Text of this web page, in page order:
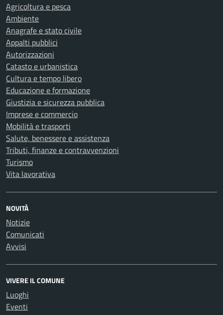
Agricoltura e pesca
Ambiente
Anagrafe e stato civile
Appalti pubblici
Autorizzazioni
Catasto e urbanistica
Cultura e tempo libero
Educazione e formazione
Giustizia e sicurezza pubblica
Imprese e commercio
Mobilità e trasporti
Salute, benessere e assistenza
Tributi, finanze e contravvenzioni
Turismo
Vita lavorativa
NOVITÀ
Notizie
Comunicati
Avvisi
VIVERE IL COMUNE
Luoghi
Eventi